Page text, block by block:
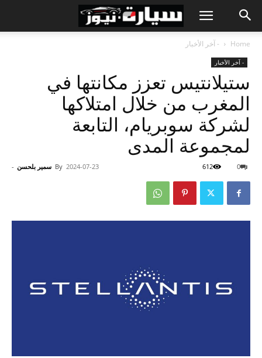
Home - آخر الأخبار
- آخر الأخبار
ستيلانتيس تعزز مكانتها في
المغرب من خلال امتلاكها
لشركة سوبريام، التابعة
لمجموعة المدى
By سمير بلحسن - 2024-07-23 0
612